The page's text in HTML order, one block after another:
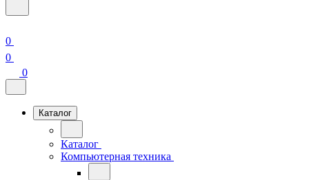
0
0
0
Каталог
Каталог
Компьютерная техника